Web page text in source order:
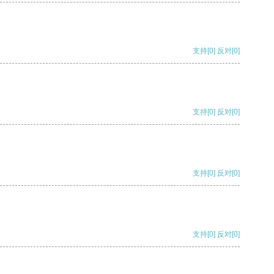
支持[0] 反对[0]
支持[0] 反对[0]
支持[0] 反对[0]
支持[0] 反对[0]